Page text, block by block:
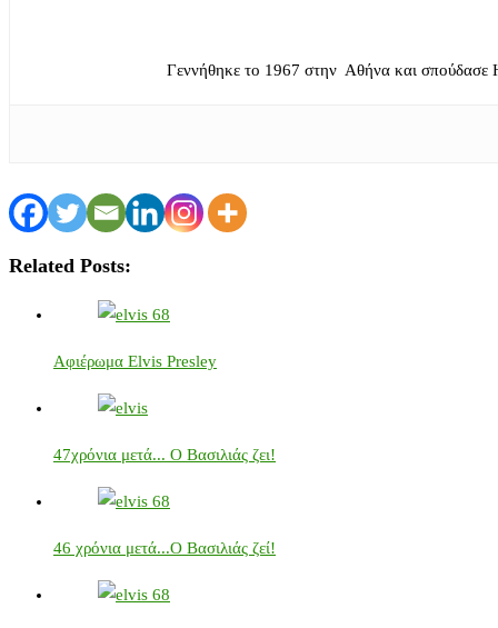
Γεννήθηκε το 1967 στην Αθήνα και σπούδασε
Related Posts:
Αφιέρωμα Elvis Presley
47χρόνια μετά... Ο Βασιλιάς ζει!
46 χρόνια μετά...Ο Βασιλιάς ζεί!